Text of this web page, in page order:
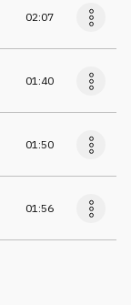
02:07
01:40
01:50
01:56